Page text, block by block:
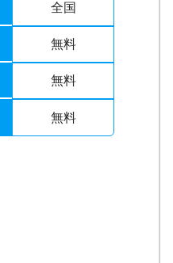
全国
無料
無料
無料